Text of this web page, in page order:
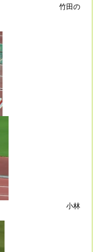
竹田の
ｍ 小林